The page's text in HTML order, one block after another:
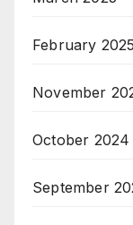
February 2025
November
October 2024
September